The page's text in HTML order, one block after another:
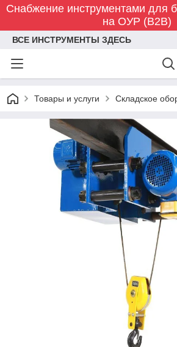
Снабжение инструментами для
на ОУР (B2B)
ВСЕ ИНСТРУМЕНТЫ ЗДЕСЬ
Товары и услуги Складское